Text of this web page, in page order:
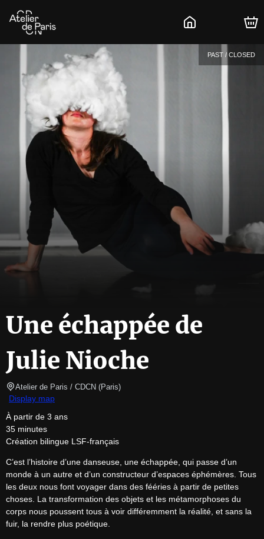
PAST / CLOSED
Une échappée de
Julie Nioche
Atelier de Paris / CDCN (Paris)
Display map
À partir de 3 ans
35 minutes
Création bilingue LSF-français
C’est l’histoire d’une danseuse, une échappée, qui passe d’un
monde à un autre et d’un constructeur d’espaces éphémères. Tous
les deux nous font voyager dans des fééries à partir de petites
choses. La transformation des objets et les métamorphoses du
corps nous poussent tous à voir différemment la réalité, et sans la
fuir, la rendre plus poétique.